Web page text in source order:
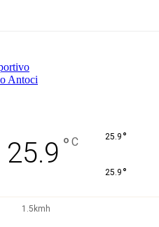
Antoci
25.9 ° C 25.9 °
25.9 °
1.5kmh